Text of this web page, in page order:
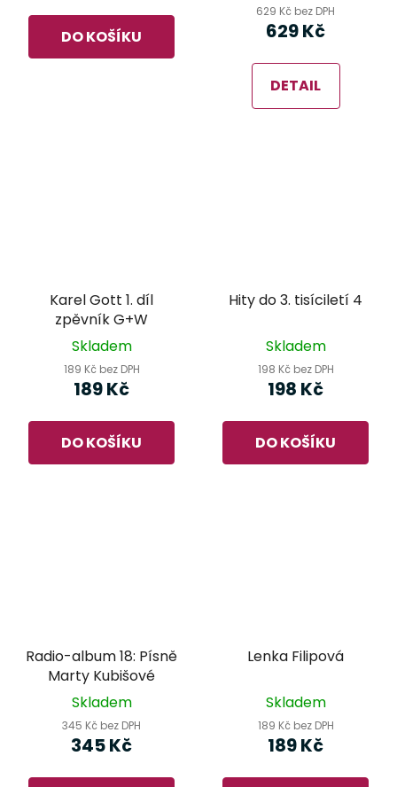
DO KOŠÍKU
629 Kč bez DPH
629 Kč
DETAIL
Karel Gott 1. díl
zpěvník G+W
Skladem
189 Kč bez DPH
189 Kč
DO KOŠÍKU
Hity do 3. tisíciletí 4
Skladem
198 Kč bez DPH
198 Kč
DO KOŠÍKU
Radio-album 18: Písně
Marty Kubišové
Skladem
345 Kč bez DPH
345 Kč
Lenka Filipová
Skladem
189 Kč bez DPH
189 Kč